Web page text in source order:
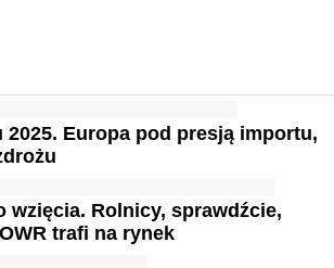
2025. Europa pod presją importu,
wzięcia. Rolnicy, sprawdźcie,
trafi na rynek